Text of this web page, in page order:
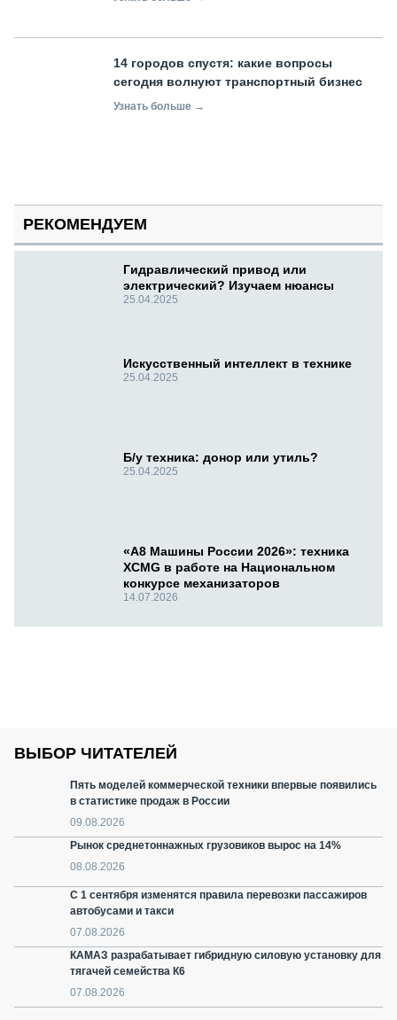
14 городов спустя: какие вопросы
сегодня волнуют транспортный бизнес
Узнать больше →
РЕКОМЕНДУЕМ
Гидравлический привод или
электрический? Изучаем нюансы
25.04.2025
Искусственный интеллект в технике
25.04.2025
Б/у техника: донор или утиль?
25.04.2025
«А8 Машины России 2026»: техника
XCMG в работе на Национальном
конкурсе механизаторов
14.07.2026
ВЫБОР ЧИТАТЕЛЕЙ
Пять моделей коммерческой техники впервые появились
в статистике продаж в России
09.08.2026
Рынок среднетоннажных грузовиков вырос на 14%
08.08.2026
С 1 сентября изменятся правила перевозки пассажиров
автобусами и такси
07.08.2026
КАМАЗ разрабатывает гибридную силовую установку для
тягачей семейства К6
07.08.2026